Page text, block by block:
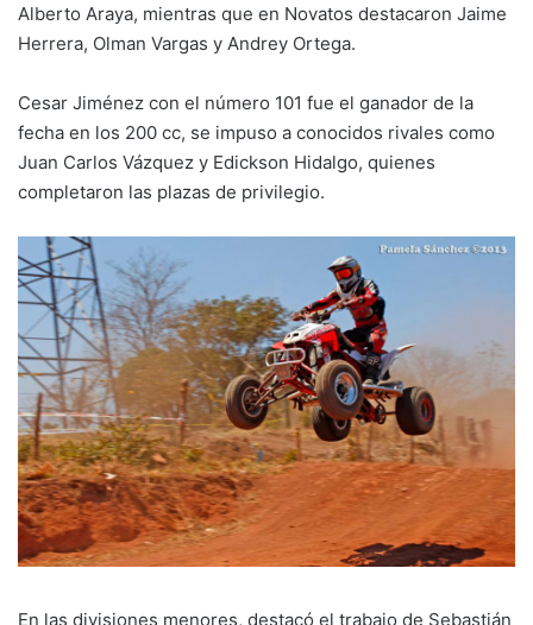
Alberto Araya, mientras que en Novatos destacaron Jaime
Herrera, Olman Vargas y Andrey Ortega.
Cesar Jiménez con el número 101 fue el ganador de la
fecha en los 200 cc, se impuso a conocidos rivales como
Juan Carlos Vázquez y Edickson Hidalgo, quienes
completaron las plazas de privilegio.
En las divisiones menores, destacó el trabajo de Sebastián